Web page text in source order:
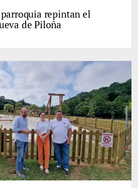
repintan el
de Piloña